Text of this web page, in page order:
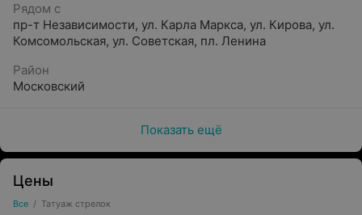
Рядом с
пр-т Независимости, ул. Карла Маркса, ул. Кирова, ул.
Комсомольская, ул. Советская, пл. Ленина
Район
Московский
Показать ещё
Цены
Все / Татуаж стрелок